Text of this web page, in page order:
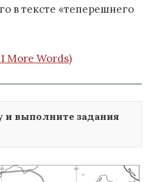
в тексте «теперешнего
More Words)
и выполните задания